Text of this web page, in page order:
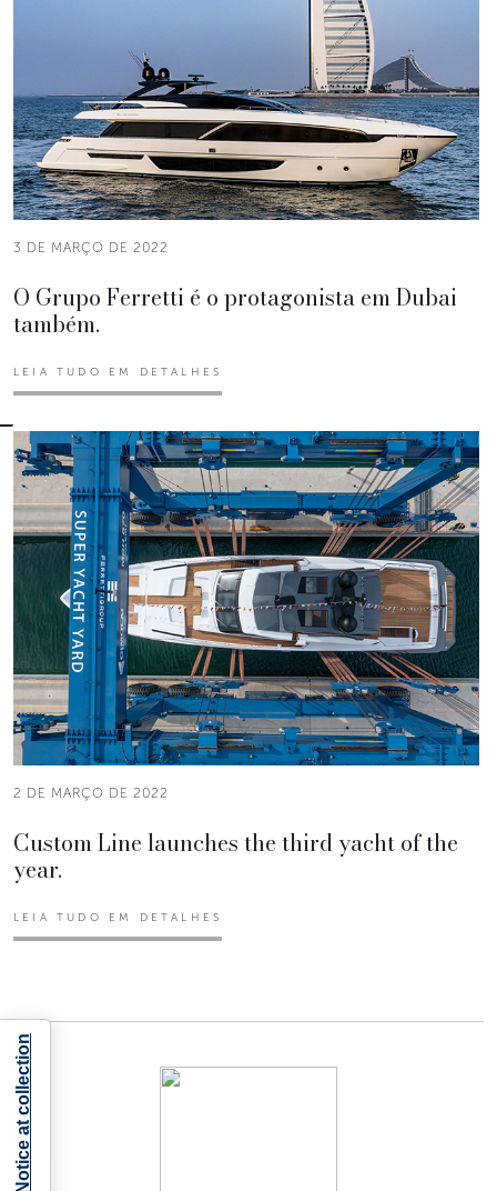
3 DE MARÇO DE 2022
O Grupo Ferretti é o protagonista em Dubai
também.
LEIA TUDO EM DETALHES
2 DE MARÇO DE 2022
Custom Line launches the third yacht of the
year.
LEIA TUDO EM DETALHES
Notice at collection